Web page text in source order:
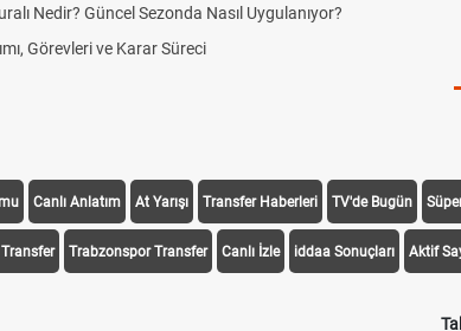
Nedir? Güncel Sezonda Nasıl Uygulanıyor?
Görevleri ve Karar Süreci
Canlı Anlatım At Yarışı Transfer Haberleri TV'de Bugün
Trabzonspor Transfer Canlı İzle iddaa Sonuçları Aktif